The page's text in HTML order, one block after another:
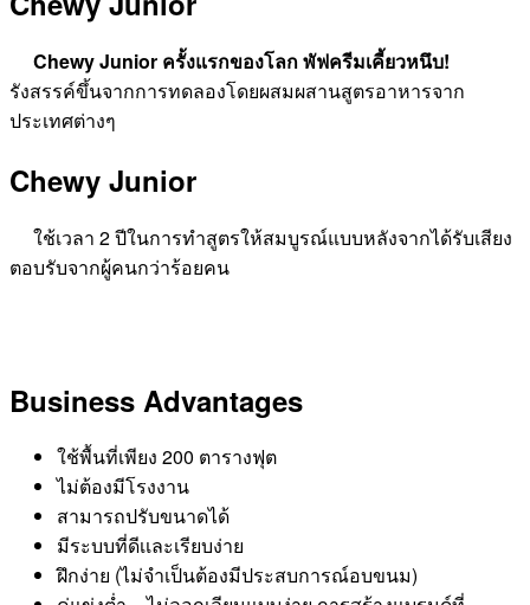
Chewy Junior ครั้งแรกของโลก พัฟครีมเคี้ยวหนึบ!
รังสรรค์ขึ้นจากการทดลองโดยผสมผสานสูตรอาหารจาก
ประเทศต่างๆ
Chewy Junior
ใช้เวลา 2 ปีในการทำสูตรให้สมบูรณ์แบบหลังจากได้รับเสียง
ตอบรับจากผู้คนกว่าร้อยคน
Business Advantages
ใช้พื้นที่เพียง 200 ตารางฟุต
ไม่ต้องมีโรงงาน
สามารถปรับขนาดได้
มีระบบที่ดีเเละเรียบง่าย
ฝึกง่าย (ไม่จำเป็นต้องมีประสบการณ์อบขนม)